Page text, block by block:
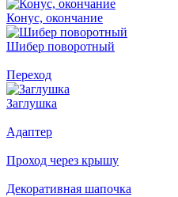
Конус, окончание
Шибер поворотный
Переход
Заглушка
Адаптер
Проход через крышу
Декоративная шапочка